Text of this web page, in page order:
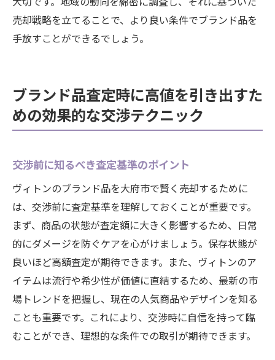
売却戦略を立てることで、より良い条件でブランド品を
手放すことができるでしょう。
ブランド品査定時に高値を引き出すた
めの効果的な交渉テクニック
交渉前に知るべき査定基準のポイント
ヴィトンのブランド品を大府市で賢く売却するために
は、交渉前に査定基準を理解しておくことが重要です。
まず、商品の状態が査定額に大きく影響するため、日常
的にダメージを防ぐケアを心がけましょう。保存状態が
良いほど高額査定が期待できます。また、ヴィトンのア
イテムは流行や希少性が価値に直結するため、最新の市
場トレンドを把握し、現在の人気商品やデザインを知る
ことも重要です。これにより、交渉時に自信を持って臨
むことができ、理想的な条件での取引が期待できます。